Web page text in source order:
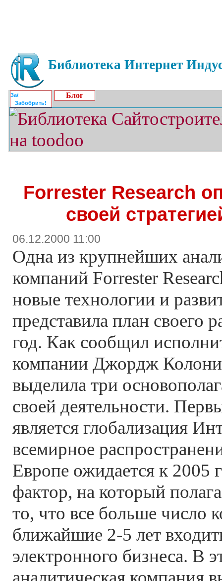
Библиотека Интернет
Забобрить!
Блог
Forrester Research
своей
06.12.2000 11:00
Одна из крупнейших
компаний Forrester
новые технологии и
представила план своего
год. Как сообщил
компании Джордж
выделила три
своей деятельности.
является глобализация
всемирное
Европе ожидается к 2005
фактор, на который
то, что все больше число
ближайшие 2-5 лет
электронного бизнеса. В